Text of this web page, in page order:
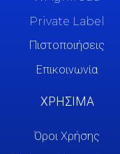
Private Label
Πιστοποιήσεις
Επικοινωνία
ΧΡΗΣΙΜΑ
Όροι Χρήσης